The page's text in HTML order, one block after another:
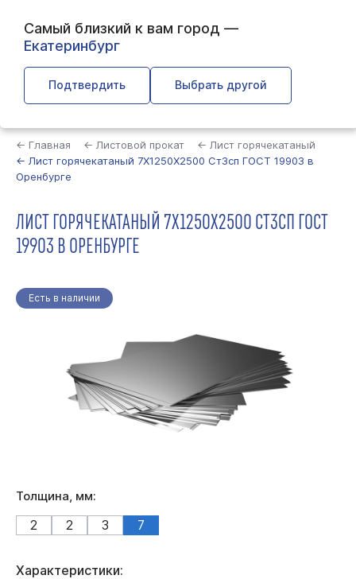
Самый близкий к вам город —
Екатеринбург
Подтвердить Выбрать другой
← Главная ← Листовой прокат
← Лист горячекатаный
← Лист горячекатаный 7Х1250Х2500 Ст3сп ГОСТ 19903 в
Оренбурге
ЛИСТ ГОРЯЧЕКАТАНЫЙ 7Х1250Х2500 СТ3СП ГОСТ
19903 В ОРЕНБУРГЕ
Есть в наличии
Толщина, мм:
2 2 3 7
Характеристики: